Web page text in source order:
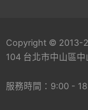
Copyright © 2013-
104 台北市中山區
服務時間：9:00 -